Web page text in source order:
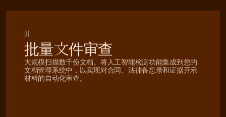
01
批量文件审查
大规模扫描数千份文档。将人工智能检测功能集成到您的
文档管理系统中，以实现对合同、法律备忘录和证据开示
材料的自动化审查。